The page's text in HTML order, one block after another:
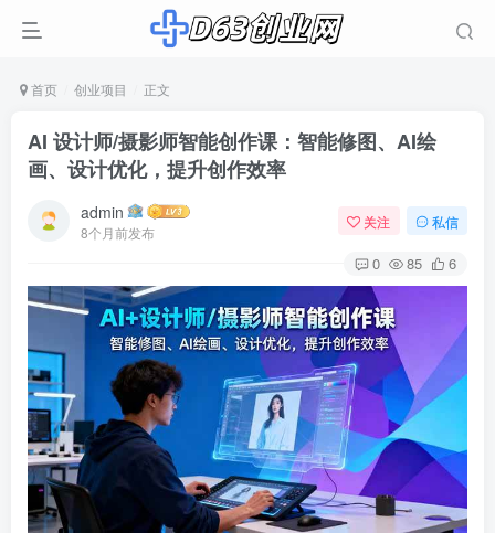
首页 创业项目 正文
AI 设计师/摄影师智能创作课：智能修图、AI绘
画、设计优化，提升创作效率
admin
8个月前发布
关注 私信
0 85 6